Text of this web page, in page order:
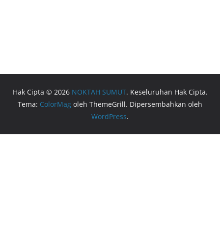
Hak Cipta © 2026 NOKTAH SUMUT. Keseluruhan Hak Cipta.
Tema: ColorMag oleh ThemeGrill. Dipersembahkan oleh
WordPress.